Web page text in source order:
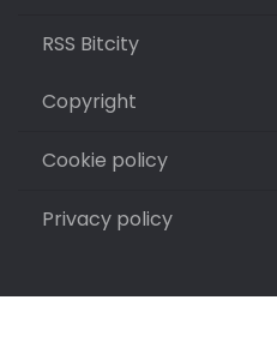
RSS Bitcity
Copyright
Cookie policy
Privacy policy